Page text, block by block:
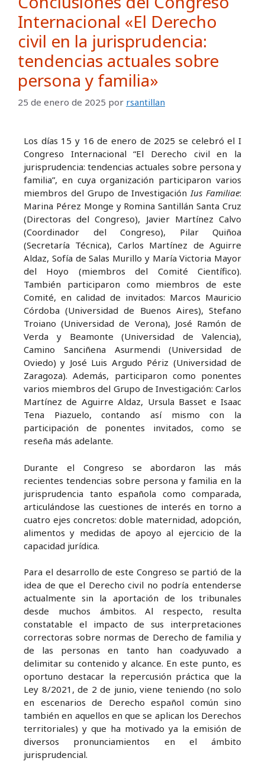
Internacional «El Derecho
civil en la jurisprudencia:
tendencias actuales sobre
persona y familia»
25 de enero de 2025 por rsantillan
Los días 15 y 16 de enero de 2025 se celebró el I
Congreso Internacional “El Derecho civil en la
jurisprudencia: tendencias actuales sobre persona y
familia”, en cuya organización participaron varios
miembros del Grupo de InvestigaciónIus Familiae:
Marina Pérez Monge y Romina Santillán Santa Cruz
(Directoras del Congreso), Javier Martínez Calvo
(Coordinador del Congreso), Pilar Quiñoa
(Secretaría Técnica), Carlos Martínez de Aguirre
Aldaz, Sofía de Salas Murillo y María Victoria Mayor
del Hoyo (miembros del Comité Científico).
También participaron como miembros de este
Comité, en calidad de invitados: Marcos Mauricio
Córdoba (Universidad de Buenos Aires), Stefano
Troiano (Universidad de Verona), José Ramón de
Verda y Beamonte (Universidad de Valencia),
Camino Sanciñena Asurmendi (Universidad de
Oviedo) y José Luis Argudo Périz (Universidad de
Zaragoza). Además, participaron como ponentes
varios miembros del Grupo de Investigación: Carlos
Martínez de Aguirre Aldaz, Ursula Basset e Isaac
Tena Piazuelo, contando así mismo con la
participación de ponentes invitados, como se
reseña más adelante.
Durante el Congreso se abordaron las más
recientes tendencias sobre persona y familia en la
jurisprudencia tanto española como comparada,
articulándose las cuestiones de interés en torno a
cuatro ejes concretos: doble maternidad, adopción,
alimentos y medidas de apoyo al ejercicio de la
capacidad jurídica.
Para el desarrollo de este Congreso se partió de la
idea de que el Derecho civil no podría entenderse
actualmente sin la aportación de los tribunales
desde muchos ámbitos. Al respecto, resulta
constatable el impacto de sus interpretaciones
correctoras sobre normas de Derecho de familia y
de las personas en tanto han coadyuvado a
delimitar su contenido y alcance. En este punto, es
oportuno destacar la repercusión práctica que la
Ley 8/2021, de 2 de junio, viene teniendo (no solo
en escenarios de Derecho español común sino
también en aquellos en que se aplican los Derechos
territoriales) y que ha motivado ya la emisión de
diversos pronunciamientos en el ámbito
jurisprudencial.